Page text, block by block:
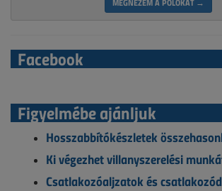
Facebook
Figyelmébe ajánljuk
Hosszabbítókészletek
Ki végezhet villanyszerelési
Csatlakozóaljzatok és